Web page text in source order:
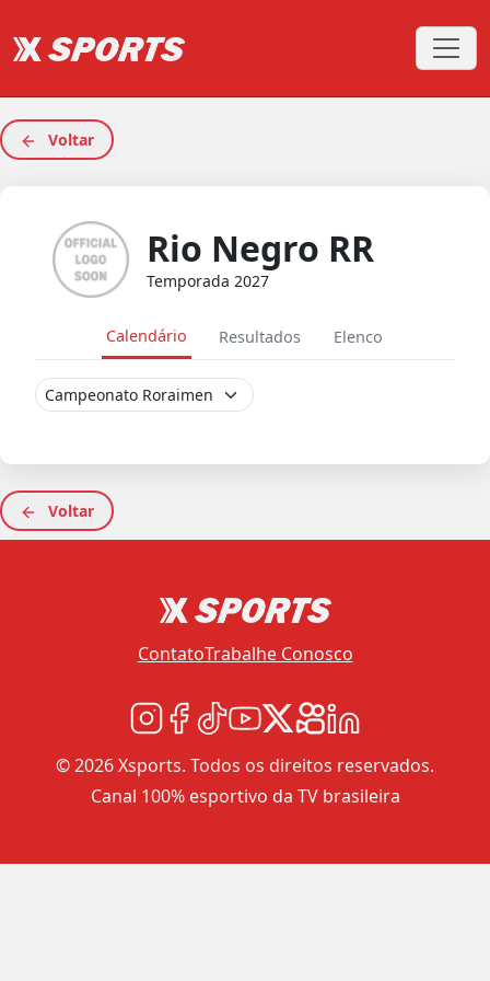
Voltar
Rio Negro RR
Temporada 2027
Calendário Resultados Elenco
Voltar
ContatoTrabalhe Conosco
© 2026 Xsports. Todos os direitos reservados.
Canal 100% esportivo da TV brasileira